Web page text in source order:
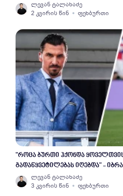
ლევან ტალახაძე
2 კვირის წინ
ფეხბურთი
"როცა ბურთი ჰქონდა
გადაწყვეტილებას იღებდა" -
ლევან ტალახაძე
3 კვირის წინ
ფეხბურთი